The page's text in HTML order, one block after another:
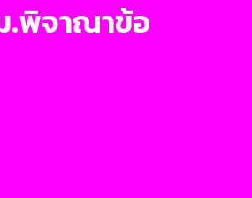
.พิจาณาข้อ